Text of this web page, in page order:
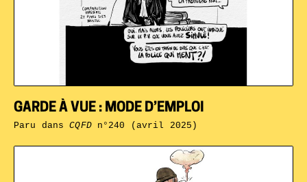
GARDE À VUE : MODE D’EMPLOI
Paru dansCQFDn°240 (avril 2025)